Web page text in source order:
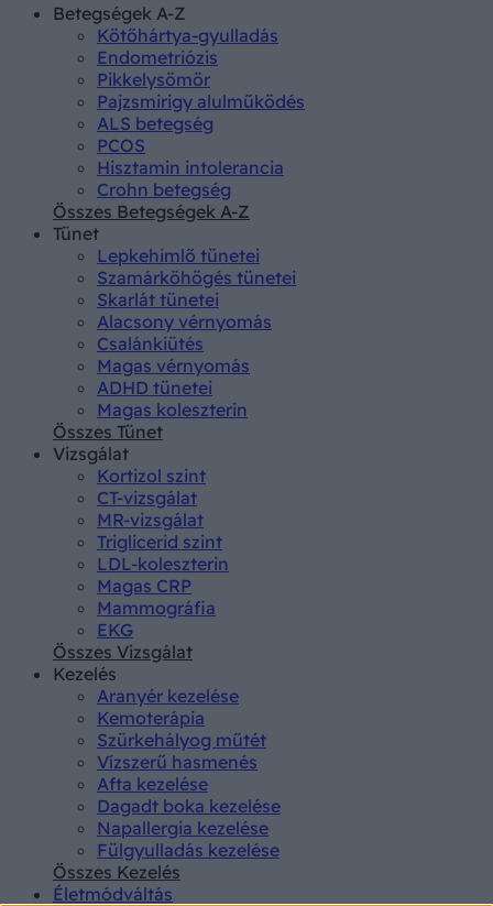
Betegségek A-Z
Kötőhártya-gyulladás
Endometriózis
Pikkelysömör
Pajzsmirigy alulműködés
ALS betegség
PCOS
Hisztamin intolerancia
Crohn betegség
Összes Betegségek A-Z
Tünet
Lepkehimlő tünetei
Szamárköhögés tünetei
Skarlát tünetei
Alacsony vérnyomás
Csalánkiütés
Magas vérnyomás
ADHD tünetei
Magas koleszterin
Összes Tünet
Vizsgálat
Kortizol szint
CT-vizsgálat
MR-vizsgálat
Triglicerid szint
LDL-koleszterin
Magas CRP
Mammográfia
EKG
Összes Vizsgálat
Kezelés
Aranyér kezelése
Kemoterápia
Szürkehályog műtét
Vízszerű hasmenés
Afta kezelése
Dagadt boka kezelése
Napallergia kezelése
Fülgyulladás kezelése
Összes Kezelés
Életmódváltás